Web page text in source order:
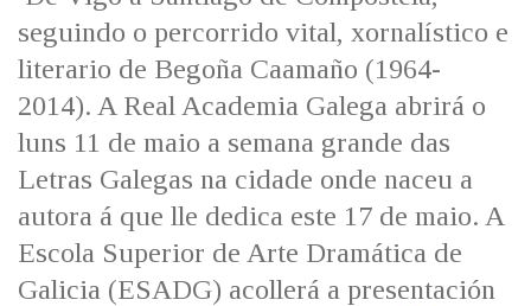
IDENTIDADE CORPORATIVA
MARCIAL DEL ADALID
CASA-MUSEO EMILIA PARDO
BAZÁN
FIGURAS HOMENAXEADAS
HISTORIA
60 ANOS DLG
PRIMAVERA DAS LETRAS
PORTAL DAS PALABRAS
FacebookTwitterYoutube Bluesky
seguindo o percorrido vital, xornalístico e
literario de Begoña Caamaño (1964-
2014). A Real Academia Galega abrirá o
luns 11 de maio a semana grande das
Letras Galegas na cidade onde naceu a
autora á que lle dedica este 17 de maio. A
Escola Superior de Arte Dramática de
Galicia (ESADG) acollerá a presentación